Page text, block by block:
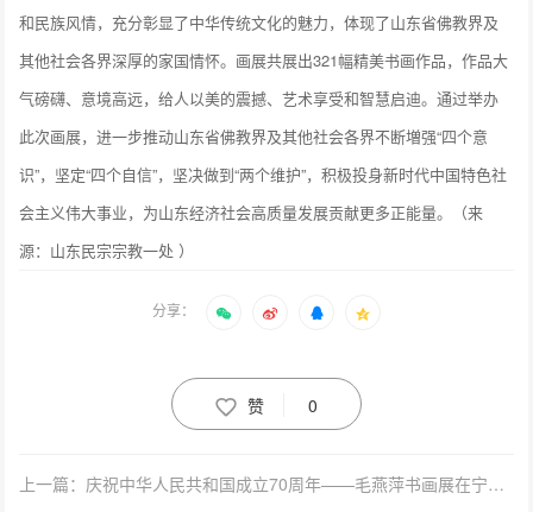
和民族风情，充分彰显了中华传统文化的魅力，体现了山东省佛教界及
其他社会各界深厚的家国情怀。画展共展出321幅精美书画作品，作品大
气磅礴、意境高远，给人以美的震撼、艺术享受和智慧启迪。通过举办
此次画展，进一步推动山东省佛教界及其他社会各界不断増强“四个意
识”，坚定“四个自信”，坚决做到“两个维护”，积极投身新时代中国特色社
会主义伟大事业，为山东经济社会高质量发展贡献更多正能量。（来
源：山东民宗宗教一处 ）
分享：
赞 0
上一篇：庆祝中华人民共和国成立70周年——毛燕萍书画展在宁波七塔禅寺报恩大讲堂开幕